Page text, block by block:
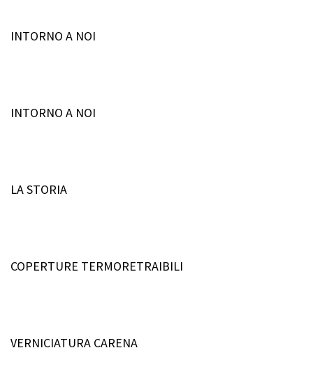
INTORNO A NOI
INTORNO A NOI
LA STORIA
COPERTURE TERMORETRAIBILI
VERNICIATURA CARENA